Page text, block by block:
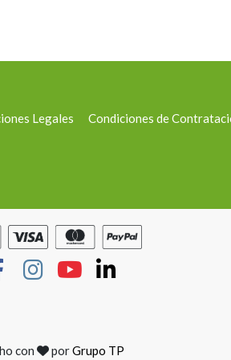
Legales Condiciones de
con porGrupo TP